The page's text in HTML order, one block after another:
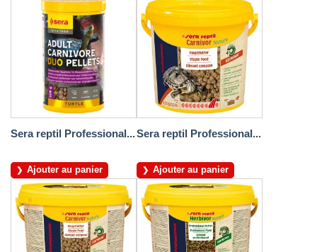
Sera reptil Professional...
Ajouter au panier
Sera reptil Professional...
Ajouter au panier